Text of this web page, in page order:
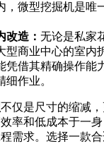
，微型挖掘机是唯
改造： 无论是私家
型商业中心的室内
凭借其精确操作能
作业。
不仅是尺寸的缩减
率和低成本于一
需求。选择一款